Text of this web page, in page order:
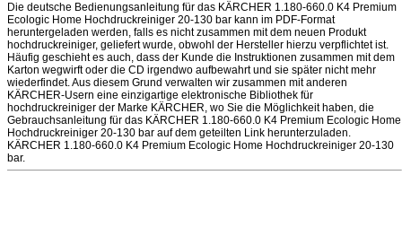
Die deutsche Bedienungsanleitung für das KÄRCHER 1.180-660.0 K4 Premium
Ecologic Home Hochdruckreiniger 20-130 bar kann im PDF-Format
heruntergeladen werden, falls es nicht zusammen mit dem neuen Produkt
hochdruckreiniger, geliefert wurde, obwohl der Hersteller hierzu verpflichtet ist.
Häufig geschieht es auch, dass der Kunde die Instruktionen zusammen mit dem
Karton wegwirft oder die CD irgendwo aufbewahrt und sie später nicht mehr
wiederfindet. Aus diesem Grund verwalten wir zusammen mit anderen
KÄRCHER-Usern eine einzigartige elektronische Bibliothek für
hochdruckreiniger der Marke KÄRCHER, wo Sie die Möglichkeit haben, die
Gebrauchsanleitung für das KÄRCHER 1.180-660.0 K4 Premium Ecologic Home
Hochdruckreiniger 20-130 bar auf dem geteilten Link herunterzuladen.
KÄRCHER 1.180-660.0 K4 Premium Ecologic Home Hochdruckreiniger 20-130
bar.